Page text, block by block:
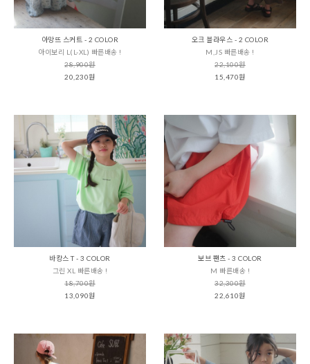
아망뜨 스커트 - 2 COLOR
아이보리 L(L-XL) 빠른배송 !
28,900원
20,230원
오크 블라우스 - 2 COLOR
M,JS 빠른배송 !
22,100원
15,470원
바캉스 T - 3 COLOR
그린 XL 빠른배송 !
18,700원
13,090원
보브 팬츠 - 3 COLOR
M 빠른배송 !
32,300원
22,610원